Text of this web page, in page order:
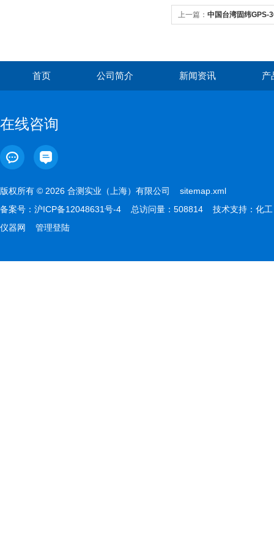
上一篇： 中国台湾固纬GPS-
首页 公司简介 新闻资讯 产
在线咨询
版权所有 © 2026 合测实业（上海）有限公司 sitemap.xml
备案号： 沪ICP备12048631号-4 总访问量：508814 技术支持： 化工
仪器网
管理登陆